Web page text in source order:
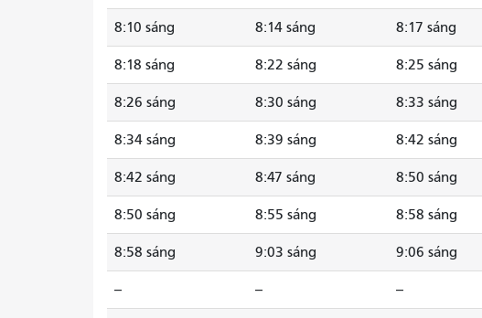
8:10 sáng 8:14 sáng 8:17 sáng
8:18 sáng 8:22 sáng 8:25 sáng
8:26 sáng 8:30 sáng 8:33 sáng
8:34 sáng 8:39 sáng 8:42 sáng
8:42 sáng 8:47 sáng 8:50 sáng
8:50 sáng 8:55 sáng 8:58 sáng
8:58 sáng 9:03 sáng 9:06 sáng
-- -- --